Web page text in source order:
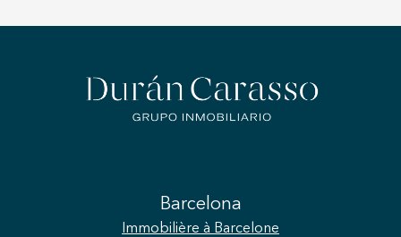
Barcelona
Immobilière à Barcelone